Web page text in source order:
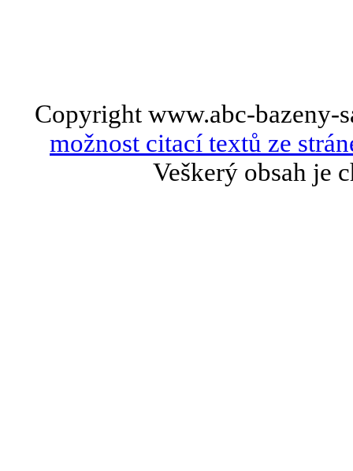
Copyright www.abc-bazeny-
možnost citací textů ze
Veškerý obsah je